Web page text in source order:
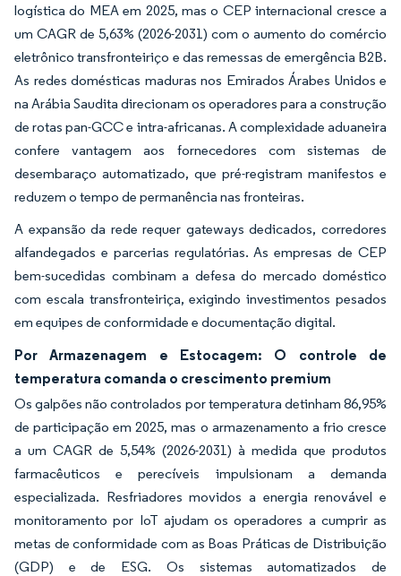
logística do MEA em 2025, mas o CEP internacional cresce a
um CAGR de 5,63% (2026-2031) com o aumento do comércio
eletrônico transfronteiriço e das remessas de emergência B2B.
As redes domésticas maduras nos Emirados Árabes Unidos e
na Arábia Saudita direcionam os operadores para a construção
de rotas pan-GCC e intra-africanas. A complexidade aduaneira
confere vantagem aos fornecedores com sistemas de
desembaraço automatizado, que pré-registram manifestos e
reduzem o tempo de permanência nas fronteiras.
A expansão da rede requer gateways dedicados, corredores
alfandegados e parcerias regulatórias. As empresas de CEP
bem-sucedidas combinam a defesa do mercado doméstico
com escala transfronteiriça, exigindo investimentos pesados
em equipes de conformidade e documentação digital.
Por Armazenagem e Estocagem: O controle de
temperatura comanda o crescimento premium
Os galpões não controlados por temperatura detinham 86,95%
de participação em 2025, mas o armazenamento a frio cresce
a um CAGR de 5,54% (2026-2031) à medida que produtos
farmacêuticos e perecíveis impulsionam a demanda
especializada. Resfriadores movidos a energia renovável e
monitoramento por IoT ajudam os operadores a cumprir as
metas de conformidade com as Boas Práticas de Distribuição
(GDP) e de ESG. Os sistemas automatizados de